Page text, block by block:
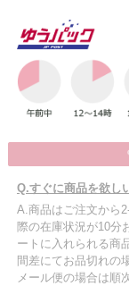
Q.すぐに商品を欲し
A.商品はご注文から
際の在庫状況が10分
ートに入れられる商
間差にてお品切れの
メール便の場合は順